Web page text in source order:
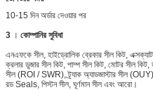
10-15 দিন অর্ডার দেওয়ার পর
3 । কোম্পানির সুবিধা
এনএফকে সীল, হাইড্রোলিক ব্রেকার সীল কিট,
ক্রলার ডুজার সীল কিট, পাম্প সীল কিট, মোটর সীল কিট,
সীল (ROI / SWR), ট্র্যাক অ্যাডজাস্টার সীল
রড Seals, পিস্টন সীল, ঘূর্ণমান সীল এবং আরো।